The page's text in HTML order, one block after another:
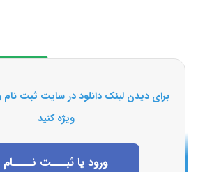
برای دیدن لینک دانلود در سایت ثبت نام
ویژه کنید
ورود یا ثبـــت نــــام